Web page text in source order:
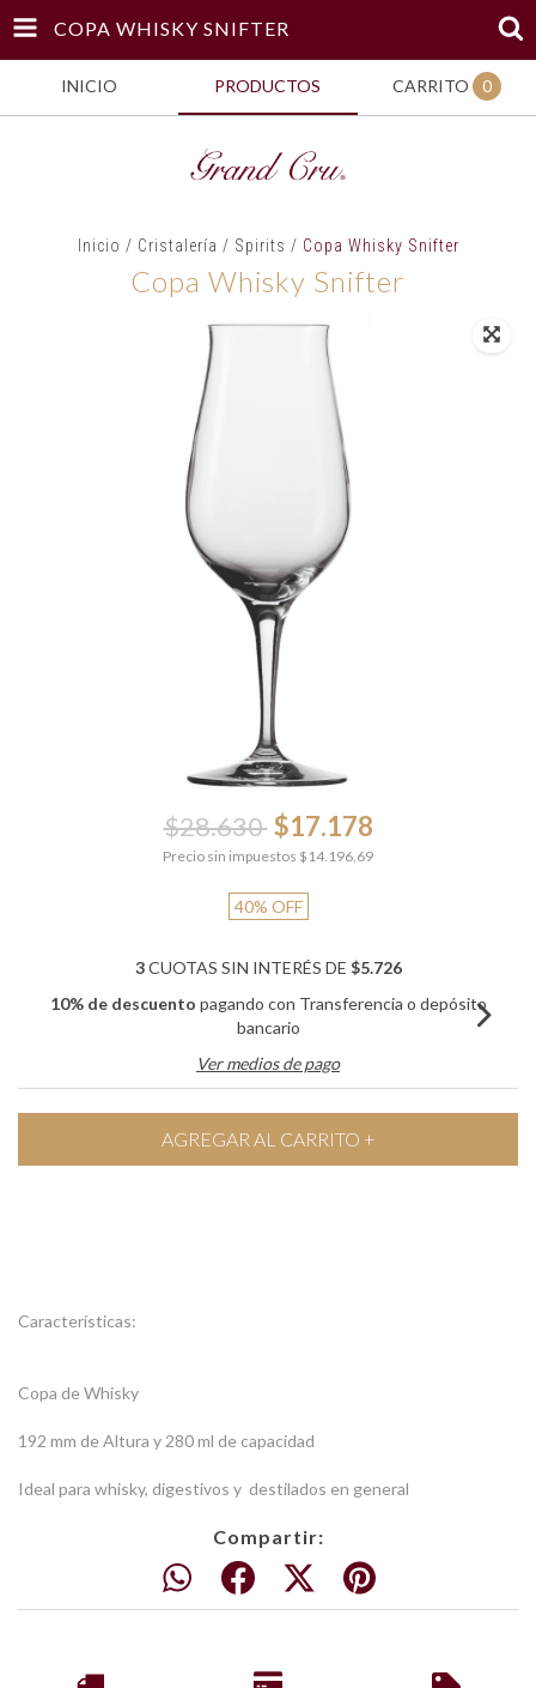
COPA WHISKY SNIFTER
INICIO PRODUCTOS CARRITO 0
Inicio / Cristalería / Spirits / Copa Whisky Snifter
Copa Whisky Snifter
$28.630 $17.178
Precio sin impuestos $14.196,69
40% OFF
3CUOTAS SIN INTERÉS DE $5.726
10% de descuento pagando con Transferencia o depósito
bancario
Ver medios de pago
Características:
Copa de Whisky
192 mm de Altura y 280 ml de capacidad
Ideal para whisky, digestivos y destilados en general
Compartir: